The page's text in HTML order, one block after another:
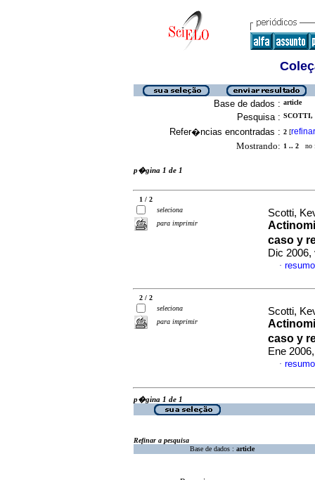
Base de dados : article
Pesquisa : SCOTTI,
Refer�ncias encontradas : 2 [refinar
Mostrando: 1 .. 2 no
p�gina 1 de 1
1 / 2
seleciona
para imprimir
Scotti,
caso y
Dic 2006,
·
2 / 2
seleciona
para imprimir
Scotti,
caso y
Ene
·
p�gina 1 de 1
Refinar a pesquisa
Base de dados : article